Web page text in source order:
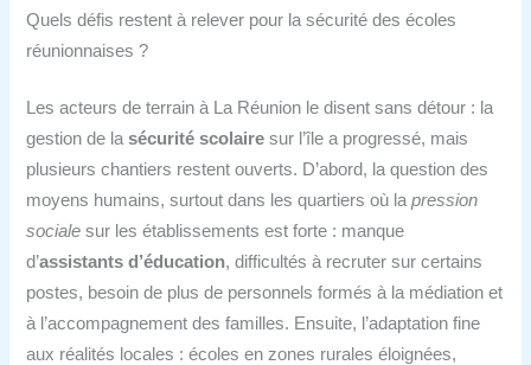
Quels défis restent à relever pour la sécurité des écoles
réunionnaises ?
Les acteurs de terrain à La Réunion le disent sans détour : la
gestion de lasécurité scolaire sur l’île a progressé, mais
plusieurs chantiers restent ouverts. D’abord, la question des
moyens humains, surtout dans les quartiers où lapression
sociale sur les établissements est forte : manque
d’assistants d’éducation, difficultés à recruter sur certains
postes, besoin de plus de personnels formés à la médiation et
à l’accompagnement des familles. Ensuite, l’adaptation fine
aux réalités locales : écoles en zones rurales éloignées,